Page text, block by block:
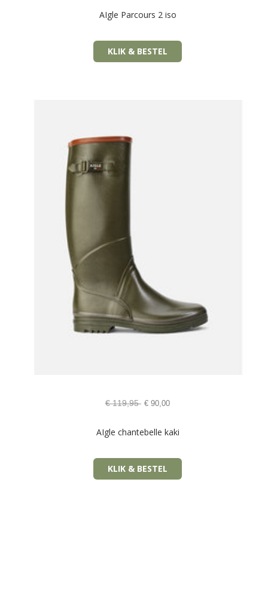
AIgle Parcours 2 iso
KLIK & BESTEL
€119,95 € 90,00
AIgle chantebelle kaki
KLIK & BESTEL